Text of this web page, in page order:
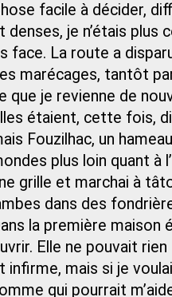
facile à décider,
denses, je n’étais plus
face. La route a
marécages, tantôt
que je revienne de
étaient, cette fois,
Fouzilhac, un
plus loin quant à
grille et marchai à
dans des
la première maison
Elle ne pouvait
infirme, mais si je
qui pourrait